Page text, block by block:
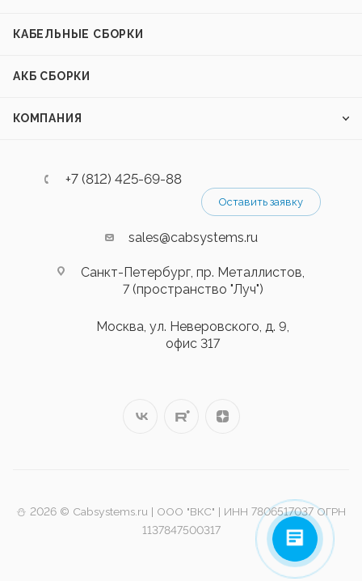
КАБЕЛЬНЫЕ СБОРКИ
АКБ СБОРКИ
КОМПАНИЯ
+7 (812) 425-69-88
Оставить заявку
sales@cabsystems.ru
Санкт-Петербург, пр. Металлистов,
7 (пространство "Луч")
Москва, ул. Неверовского, д. 9,
офис 317
⛄️ 2026 © Cabsystems.ru | ООО "ВКС" | ИНН 7806517037 ОГРН
1137847500317